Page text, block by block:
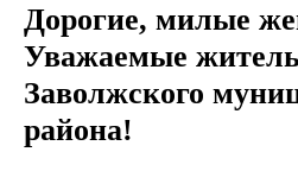
Дорогие, милые
Уважаемые
Заволжского
района!